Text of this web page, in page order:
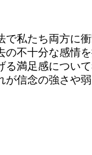
私たち両方に衝
不十分な感情
満足感について
信念の強さや